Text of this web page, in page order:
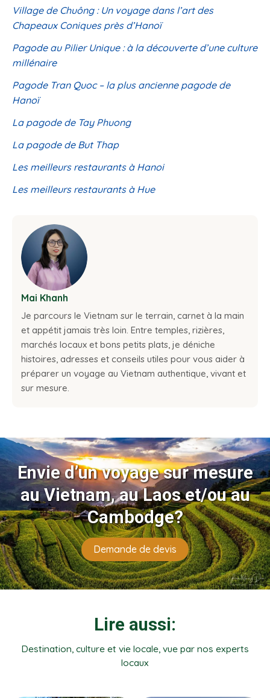
Village de Chuông : Un voyage dans l’art des
Chapeaux Coniques près d’Hanoï
Pagode au Pilier Unique : à la découverte d’une culture
millénaire
Pagode Tran Quoc – la plus ancienne pagode de
Hanoï
La pagode de Tay Phuong
La pagode de But Thap
Les meilleurs restaurants à Hanoi
Les meilleurs restaurants à Hue
Mai Khanh
Je parcours le Vietnam sur le terrain, carnet à la main
et appétit jamais très loin. Entre temples, rizières,
marchés locaux et bons petits plats, je déniche
histoires, adresses et conseils utiles pour vous aider à
préparer un voyage au Vietnam authentique, vivant et
sur mesure.
Envie d’un voyage sur mesure
au Vietnam, au Laos et/ou au
Cambodge?
Demande de devis
Lire aussi:
Destination, culture et vie locale, vue par nos experts
locaux